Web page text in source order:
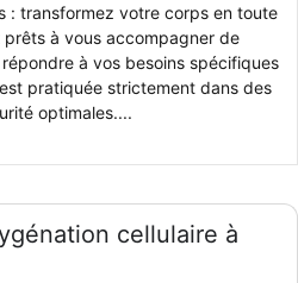
: transformez votre corps en toute
à vous accompagner de
à vos besoins spécifiques
pratiquée strictement dans des
optimales....
cellulaire à